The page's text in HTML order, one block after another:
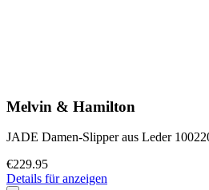
Melvin & Hamilton
JADE Damen-Slipper aus Leder
€229.95
Details für anzeigen